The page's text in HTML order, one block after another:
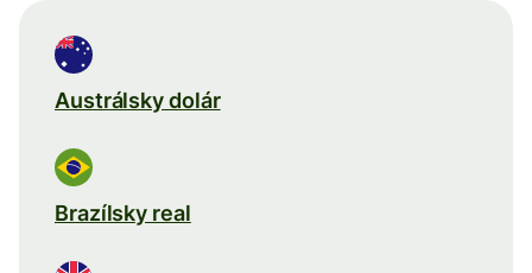
Austrálsky dolár
Brazílsky real